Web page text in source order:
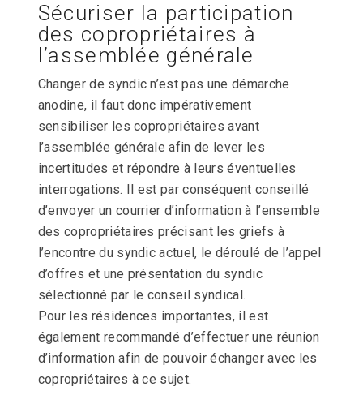
Sécuriser la participation
des copropriétaires à
l’assemblée générale
Changer de syndic n’est pas une démarche
anodine, il faut donc impérativement
sensibiliser les copropriétaires avant
l’assemblée générale afin de lever les
incertitudes et répondre à leurs éventuelles
interrogations. Il est par conséquent conseillé
d’envoyer un courrier d’information à l’ensemble
des copropriétaires précisant les griefs à
l’encontre du syndic actuel, le déroulé de l’appel
d’offres et une présentation du syndic
sélectionné par le conseil syndical.
Pour les résidences importantes, il est
également recommandé d’effectuer une réunion
d’information afin de pouvoir échanger avec les
copropriétaires à ce sujet.